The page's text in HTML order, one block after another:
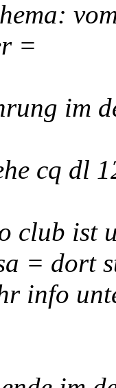
=
im
cq dl
club ist
= dort
info